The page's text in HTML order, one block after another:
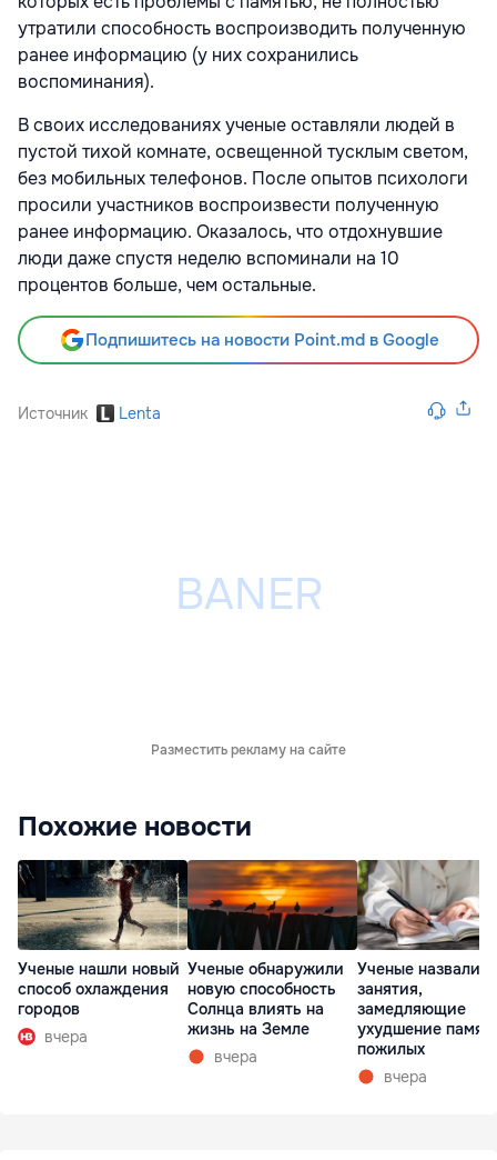
утратили способность воспроизводить полученную
ранее информацию (у них сохранились
воспоминания).
В своих исследованиях ученые оставляли людей в
пустой тихой комнате, освещенной тусклым светом,
без мобильных телефонов. После опытов психологи
просили участников воспроизвести полученную
ранее информацию. Оказалось, что отдохнувшие
люди даже спустя неделю вспоминали на 10
процентов больше, чем остальные.
Подпишитесь на новости Point.md в Google
Источник Lenta
Разместить рекламу на сайте
Похожие новости
Ученые нашли новый
способ охлаждения
городов
вчера
Ученые обнаружили
новую способность
Солнца влиять на
жизнь на Земле
вчера
Ученые назвали
занятия,
замедляющие
ухудшение
пожилых
вчера